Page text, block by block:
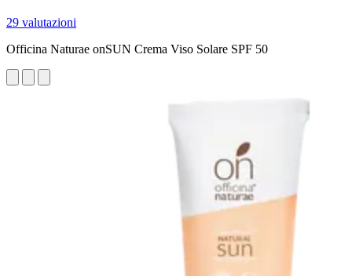
29 valutazioni
Officina Naturae onSUN Crema Viso Solare SPF 50